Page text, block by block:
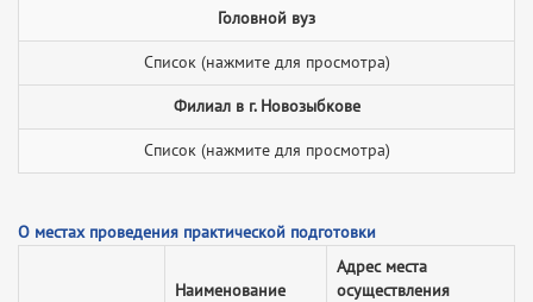
Головной вуз
Список (нажмите для просмотра)
Филиал в г. Новозыбкове
Список (нажмите для просмотра)
О местах проведения практической подготовки
Наименование
Адрес места
осуществления